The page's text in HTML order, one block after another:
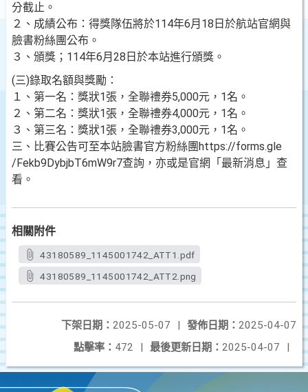
分截止。
２、成績公布：得獎隊伍將於114年6月18日於航站官網與
臉書粉絲團公布。
３、頒獎；114年6月28日於本站進行頒獎。
(三)錄取名額與獎勵：
１、第一名：獎狀1張，全聯禮券5,000元，1名。
２、第二名：獎狀1張，全聯禮券4,000元，1名。
３、第三名：獎狀1張，全聯禮券3,000元，1名。
三、比賽公告可至本站臉書官方粉絲團https://forms.gle
/Fekb9DybjbT6mW9r7查詢，亦或是官網「最新消息」查
看。
相關附件
43180589_1145001742_ATT1.pdf
43180589_1145001742_ATT2.png
發佈日期： 2025-04-07
下架日期： 2025-05-07
|
最後更新日期： 2025-04-07 |
點擊率： 472 |